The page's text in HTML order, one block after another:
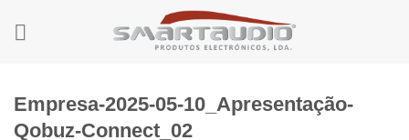
Empresa-2025-05-10_Apresentação-
Qobuz-Connect_02